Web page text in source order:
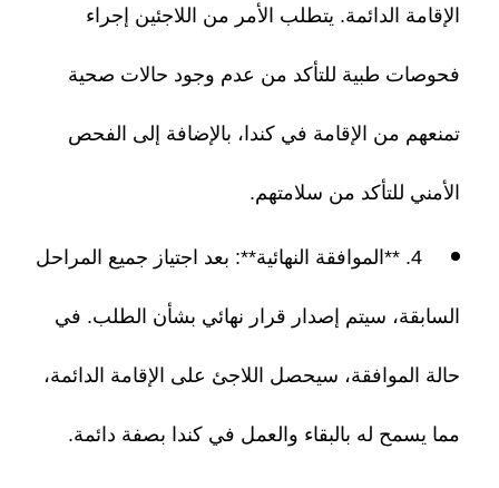
الإقامة الدائمة. يتطلب الأمر من اللاجئين إجراء
فحوصات طبية للتأكد من عدم وجود حالات صحية
تمنعهم من الإقامة في كندا، بالإضافة إلى الفحص
الأمني للتأكد من سلامتهم.
4. **الموافقة النهائية**: بعد اجتياز جميع المراحل
السابقة، سيتم إصدار قرار نهائي بشأن الطلب. في
حالة الموافقة، سيحصل اللاجئ على الإقامة الدائمة،
مما يسمح له بالبقاء والعمل في كندا بصفة دائمة.